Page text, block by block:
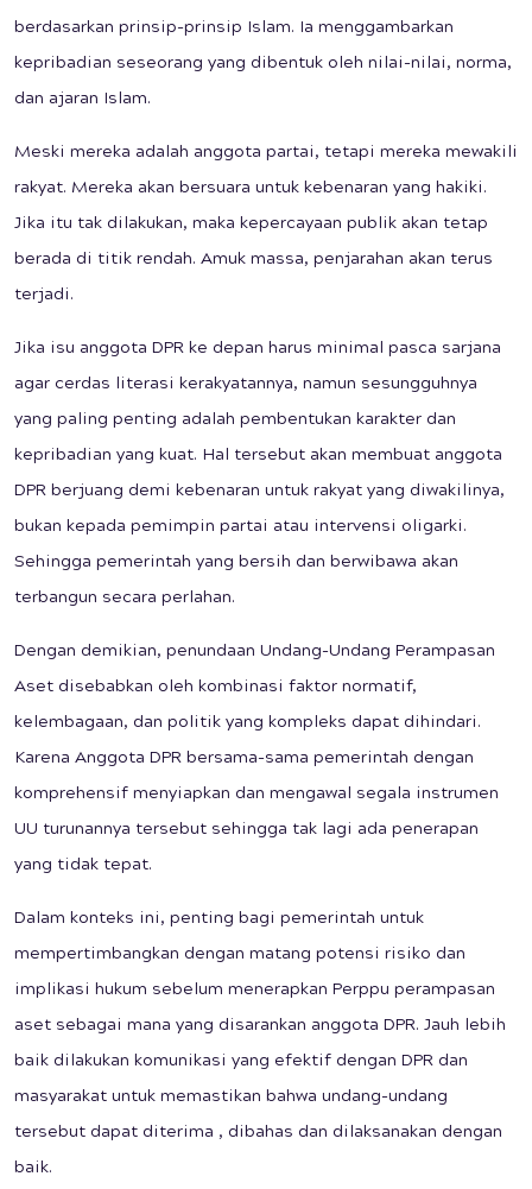
berdasarkan prinsip-prinsip Islam. Ia menggambarkan
kepribadian seseorang yang dibentuk oleh nilai-nilai, norma,
dan ajaran Islam.
Meski mereka adalah anggota partai, tetapi mereka mewakili
rakyat. Mereka akan bersuara untuk kebenaran yang hakiki.
Jika itu tak dilakukan, maka kepercayaan publik akan tetap
berada di titik rendah. Amuk massa, penjarahan akan terus
terjadi.
Jika isu anggota DPR ke depan harus minimal pasca sarjana
agar cerdas literasi kerakyatannya, namun sesungguhnya
yang paling penting adalah pembentukan karakter dan
kepribadian yang kuat. Hal tersebut akan membuat anggota
DPR berjuang demi kebenaran untuk rakyat yang diwakilinya,
bukan kepada pemimpin partai atau intervensi oligarki.
Sehingga pemerintah yang bersih dan berwibawa akan
terbangun secara perlahan.
Dengan demikian, penundaan Undang-Undang Perampasan
Aset disebabkan oleh kombinasi faktor normatif,
kelembagaan, dan politik yang kompleks dapat dihindari.
Karena Anggota DPR bersama-sama pemerintah dengan
komprehensif menyiapkan dan mengawal segala instrumen
UU turunannya tersebut sehingga tak lagi ada penerapan
yang tidak tepat.
Dalam konteks ini, penting bagi pemerintah untuk
mempertimbangkan dengan matang potensi risiko dan
implikasi hukum sebelum menerapkan Perppu perampasan
aset sebagai mana yang disarankan anggota DPR. Jauh lebih
baik dilakukan komunikasi yang efektif dengan DPR dan
masyarakat untuk memastikan bahwa undang-undang
tersebut dapat diterima , dibahas dan dilaksanakan dengan
baik.